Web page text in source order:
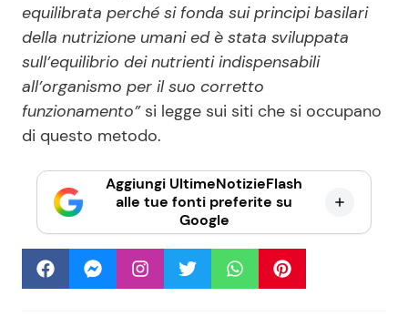
equilibrata perché si fonda sui principi basilari
della nutrizione umani ed è stata sviluppata
sull’equilibrio dei nutrienti indispensabili
all’organismo per il suo corretto
funzionamento” si legge sui siti che si occupano
di questo metodo.
Aggiungi UltimeNotizieFlash
alle tue fonti preferite su
Google